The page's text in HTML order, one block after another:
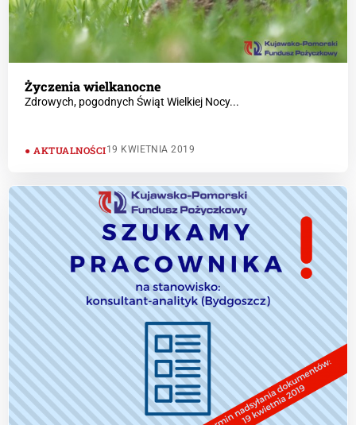
Życzenia wielkanocne
Zdrowych, pogodnych Świąt Wielkiej Nocy...
AKTUALNOŚCI19 KWIETNIA 2019